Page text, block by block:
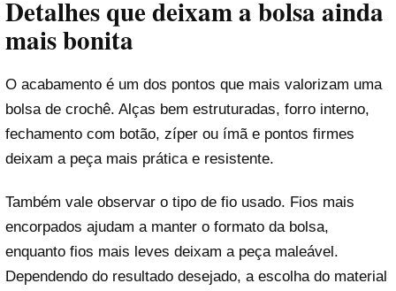
Detalhes que deixam a bolsa ainda
mais bonita
O acabamento é um dos pontos que mais valorizam uma
bolsa de crochê. Alças bem estruturadas, forro interno,
fechamento com botão, zíper ou ímã e pontos firmes
deixam a peça mais prática e resistente.
Também vale observar o tipo de fio usado. Fios mais
encorpados ajudam a manter o formato da bolsa,
enquanto fios mais leves deixam a peça maleável.
Dependendo do resultado desejado, a escolha do material